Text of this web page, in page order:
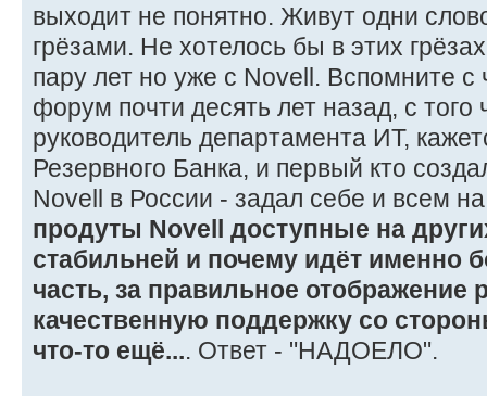
выходит не понятно. Живут одни
грёзами. Не хотелось бы в этих
пару лет но уже с Novell. Вспомните с
форум почти десять лет назад, с того
руководитель департамента ИТ,
Резервного Банка, и первый кто
Novell в России - задал себе и всем
продуты Novell доступные на
стабильней и почему идёт именно
часть, за правильное отображение
качественную поддержку со
что-то ещё.... Ответ - "НАДОЕЛО".